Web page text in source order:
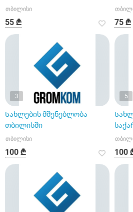
თბილისი
55 ₾ 75 ₾
3
Სახლების მშენებლობა
თბილისში
თბილისი
100 ₾
5
100